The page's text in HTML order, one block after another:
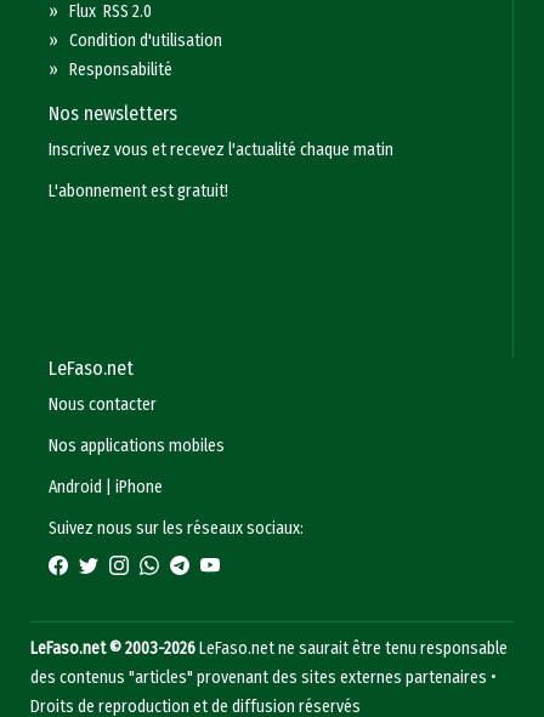
»Flux RSS 2.0
»Condition d'utilisation
»Responsabilité
Nos newsletters
Inscrivez vous et recevez l'actualité chaque matin
L'abonnement est gratuit!
LeFaso.net
Nous contacter
Nos applications mobiles
Android
|iPhone
Suivez nous sur les réseaux sociaux:
LeFaso.net © 2003-2026LeFaso.net ne saurait être tenu responsable
des contenus "articles" provenant des sites externes partenaires •
Droits de reproduction et de diffusion réservés